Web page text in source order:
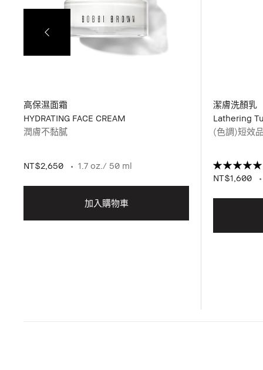
高保濕面霜
HYDRATING FACE CREAM
潤膚不黏膩
NT$2,650 1.7 oz./ 50 ml
加入購物車
潔膚洗顏乳
Lathering
(色調)短效
NT$1,600